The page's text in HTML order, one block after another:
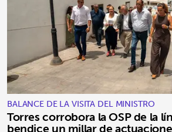
BALANCE DE LA VISITA DEL MINISTRO
Torres corrobora la OSP de la